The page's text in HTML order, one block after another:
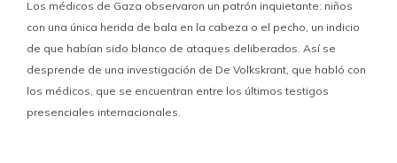
Los médicos de Gaza observaron un patrón inquietante: niños
con una única herida de bala en la cabeza o el pecho, un indicio
de que habían sido blanco de ataques deliberados. Así se
desprende de una investigación de De Volkskrant, que habló con
los médicos, que se encuentran entre los últimos testigos
presenciales internacionales.